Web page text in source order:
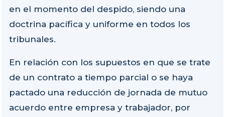
en el momento del despido, siendo una
doctrina pacífica y uniforme en todos los
tribunales.
En relación con los supuestos en que se trate
de un contrato a tiempo parcial o se haya
pactado una reducción de jornada de mutuo
acuerdo entre empresa y trabajador, por